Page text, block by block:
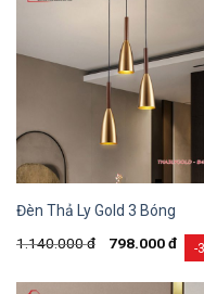
-
Đèn Thả Ly Gold 3 Bóng
1.140.000đ 798.000đ